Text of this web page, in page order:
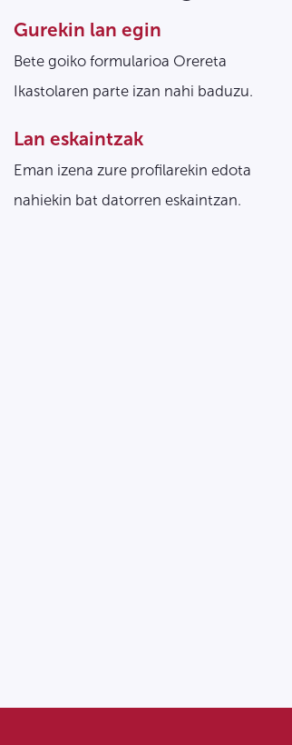
Gurekin lan egin
Bete goiko formularioa Orereta
Ikastolaren parte izan nahi baduzu.
Lan eskaintzak
Eman izena zure profilarekin edota
nahiekin bat datorren eskaintzan.